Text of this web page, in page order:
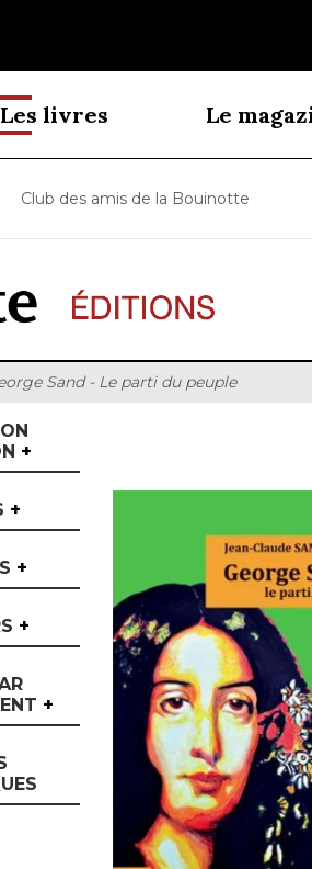
Les livres Le
Club des amis de la Bouinotte
Sand - Le parti du peuple
+
+
+
+
+